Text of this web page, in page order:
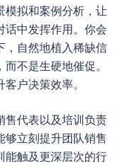
模拟和案例分析，让
话中发挥作用。你会
，自然地植入稀缺信
不是生硬地催促。
户决策效率。
售代表以及培训负责
够立刻提升团队销售
能触及更深层次的行